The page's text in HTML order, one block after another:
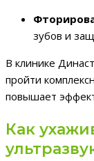
зубов и
В клинике
пройти
повышает
Как